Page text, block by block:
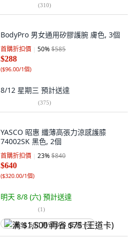
(310)
BodyPro 男女通用矽膠護腕 膚色, 3個
首購折扣價 50%$585
$288
($96.00/1個)
8/12 星期三 預計送達
(375)
YASCO 昭惠 纖薄高張力涼感護膝
74002SK 黑色, 2個
首購折扣價 23%$840
$640
($320.00/1個)
明天 8/8 (六) 預計送達
(1)
满 $1,500 再省 $75 (王道卡)